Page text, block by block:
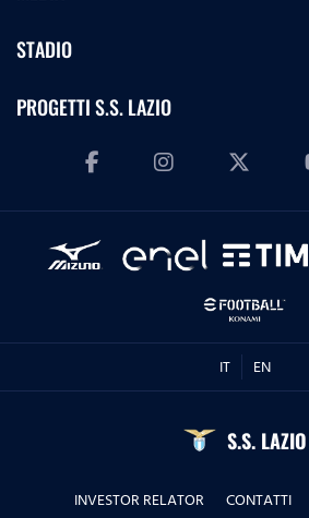
STADIO
PROGETTI S.S. LAZIO
IT EN
S.S. LAZIO
INVESTOR RELATOR CONTATTI